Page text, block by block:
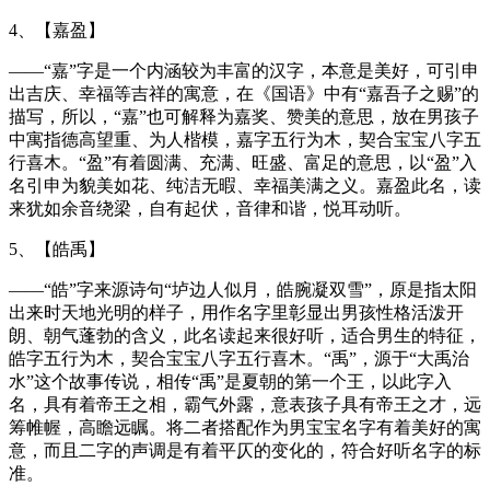
4、【嘉盈】
——“嘉”字是一个内涵较为丰富的汉字，本意是美好，可引申
出吉庆、幸福等吉祥的寓意，在《国语》中有“嘉吾子之赐”的
描写，所以，“嘉”也可解释为嘉奖、赞美的意思，放在男孩子
中寓指德高望重、为人楷模，嘉字五行为木，契合宝宝八字五
行喜木。“盈”有着圆满、充满、旺盛、富足的意思，以“盈”入
名引申为貌美如花、纯洁无暇、幸福美满之义。嘉盈此名，读
来犹如余音绕梁，自有起伏，音律和谐，悦耳动听。
5、【皓禹】
——“皓”字来源诗句“垆边人似月，皓腕凝双雪”，原是指太阳
出来时天地光明的样子，用作名字里彰显出男孩性格活泼开
朗、朝气蓬勃的含义，此名读起来很好听，适合男生的特征，
皓字五行为木，契合宝宝八字五行喜木。“禹”，源于“大禹治
水”这个故事传说，相传“禹”是夏朝的第一个王，以此字入
名，具有着帝王之相，霸气外露，意表孩子具有帝王之才，远
筹帷幄，高瞻远瞩。将二者搭配作为男宝宝名字有着美好的寓
意，而且二字的声调是有着平仄的变化的，符合好听名字的标
准。